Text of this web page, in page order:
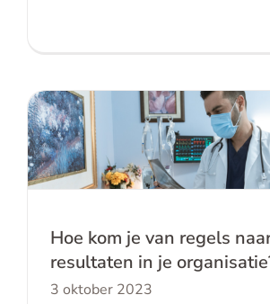
Hoe kom je van regels naar
in je organisatie?
Hoe kom je van regels
resultaten in je
3 oktober 2023